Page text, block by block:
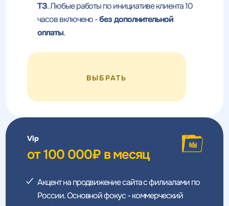
ТЗ. Любые работы по инициативе клиента 10
часов включено -без дополнительной
оплаты.
ВЫБРАТЬ
Vip
от 100 000₽ в месяц
Акцент на продвижение сайта с филиалами по
России. Основной фокус - коммерческий